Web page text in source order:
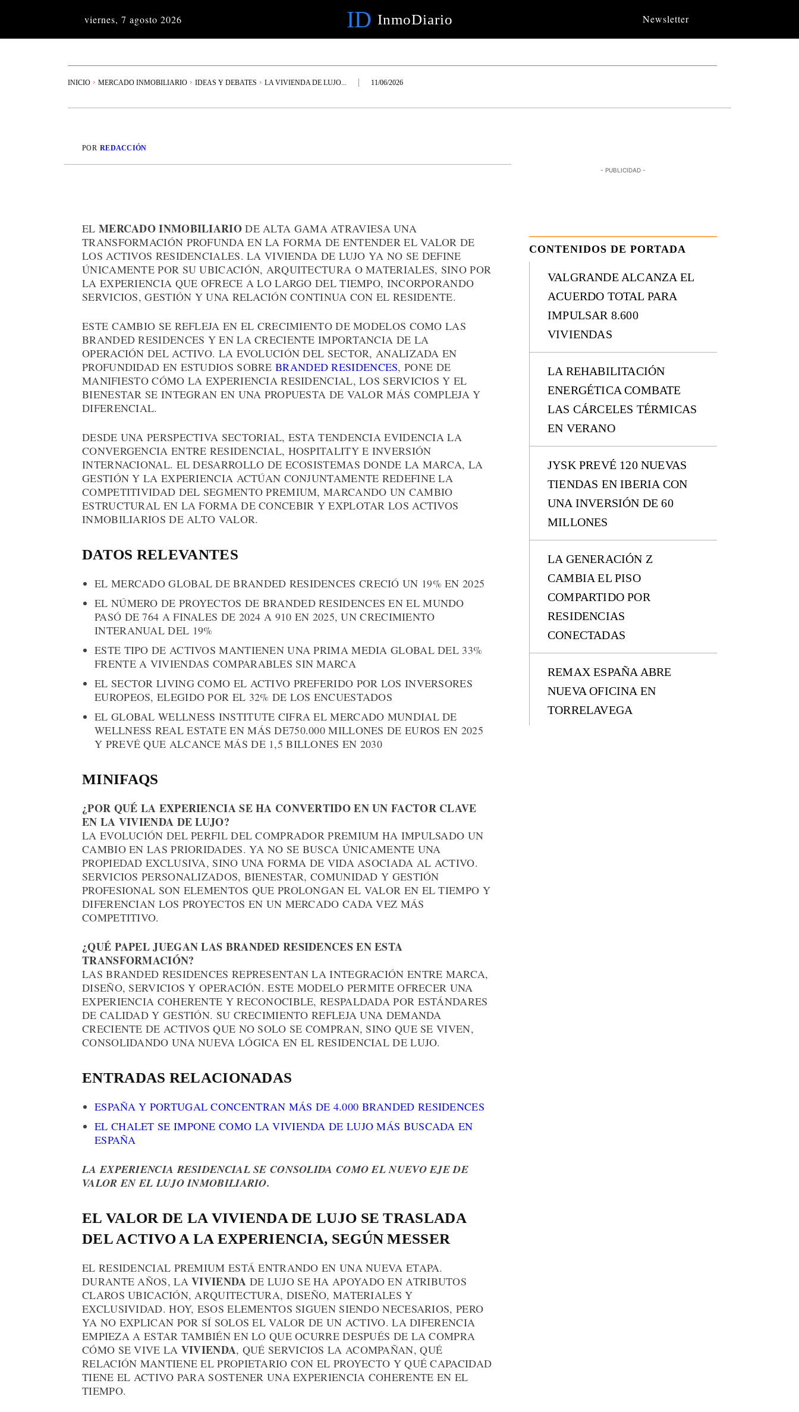
viernes, 7 agosto 2026 ID InmoDiario Newsletter
INICIO MERCADO INMOBILIARIO IDEAS Y DEBATES LA VIVIENDA DE LUJO... 11/06/2026
POR REDACCIÓN
EL MERCADO INMOBILIARIODE ALTA GAMA ATRAVIESA UNA
TRANSFORMACIÓN PROFUNDA EN LA FORMA DE ENTENDER EL VALOR DE
LOS ACTIVOS RESIDENCIALES. LA VIVIENDA DE LUJO YA NO SE DEFINE
ÚNICAMENTE POR SU UBICACIÓN, ARQUITECTURA O MATERIALES, SINO POR
LA EXPERIENCIA QUE OFRECE A LO LARGO DEL TIEMPO, INCORPORANDO
SERVICIOS, GESTIÓN Y UNA RELACIÓN CONTINUA CON EL RESIDENTE.
ESTE CAMBIO SE REFLEJA EN EL CRECIMIENTO DE MODELOS COMO LAS
BRANDED RESIDENCES Y EN LA CRECIENTE IMPORTANCIA DE LA
OPERACIÓN DEL ACTIVO. LA EVOLUCIÓN DEL SECTOR, ANALIZADA EN
PROFUNDIDAD EN ESTUDIOS SOBRE BRANDED RESIDENCES, PONE DE
MANIFIESTO CÓMO LA EXPERIENCIA RESIDENCIAL, LOS SERVICIOS Y EL
BIENESTAR SE INTEGRAN EN UNA PROPUESTA DE VALOR MÁS COMPLEJA Y
DIFERENCIAL.
DESDE UNA PERSPECTIVA SECTORIAL, ESTA TENDENCIA EVIDENCIA LA
CONVERGENCIA ENTRE RESIDENCIAL, HOSPITALITY E INVERSIÓN
INTERNACIONAL. EL DESARROLLO DE ECOSISTEMAS DONDE LA MARCA, LA
GESTIÓN Y LA EXPERIENCIA ACTÚAN CONJUNTAMENTE REDEFINE LA
COMPETITIVIDAD DEL SEGMENTO PREMIUM, MARCANDO UN CAMBIO
ESTRUCTURAL EN LA FORMA DE CONCEBIR Y EXPLOTAR LOS ACTIVOS
INMOBILIARIOS DE ALTO VALOR.
DATOS RELEVANTES
EL MERCADO GLOBAL DE BRANDED RESIDENCES CRECIÓ UN 19% EN 2025
EL NÚMERO DE PROYECTOS DE BRANDED RESIDENCES EN EL MUNDO
PASÓ DE 764 A FINALES DE 2024 A 910 EN 2025, UN CRECIMIENTO
INTERANUAL DEL 19%
ESTE TIPO DE ACTIVOS MANTIENEN UNA PRIMA MEDIA GLOBAL DEL 33%
FRENTE A VIVIENDAS COMPARABLES SIN MARCA
EL SECTOR LIVING COMO EL ACTIVO PREFERIDO POR LOS INVERSORES
EUROPEOS, ELEGIDO POR EL 32% DE LOS ENCUESTADOS
EL GLOBAL WELLNESS INSTITUTE CIFRA EL MERCADO MUNDIAL DE
WELLNESS REAL ESTATE EN MÁS DE750.000 MILLONES DE EUROS EN 2025
Y PREVÉ QUE ALCANCE MÁS DE 1,5 BILLONES EN 2030
MINIFAQS
¿POR QUÉ LA EXPERIENCIA SE HA CONVERTIDO EN UN FACTOR CLAVE
EN LA VIVIENDA DE LUJO?
LA EVOLUCIÓN DEL PERFIL DEL COMPRADOR PREMIUM HA IMPULSADO UN
CAMBIO EN LAS PRIORIDADES. YA NO SE BUSCA ÚNICAMENTE UNA
PROPIEDAD EXCLUSIVA, SINO UNA FORMA DE VIDA ASOCIADA AL ACTIVO.
SERVICIOS PERSONALIZADOS, BIENESTAR, COMUNIDAD Y GESTIÓN
PROFESIONAL SON ELEMENTOS QUE PROLONGAN EL VALOR EN EL TIEMPO Y
DIFERENCIAN LOS PROYECTOS EN UN MERCADO CADA VEZ MÁS
COMPETITIVO.
¿QUÉ PAPEL JUEGAN LAS BRANDED RESIDENCES EN ESTA
TRANSFORMACIÓN?
LAS BRANDED RESIDENCES REPRESENTAN LA INTEGRACIÓN ENTRE MARCA,
DISEÑO, SERVICIOS Y OPERACIÓN. ESTE MODELO PERMITE OFRECER UNA
EXPERIENCIA COHERENTE Y RECONOCIBLE, RESPALDADA POR ESTÁNDARES
DE CALIDAD Y GESTIÓN. SU CRECIMIENTO REFLEJA UNA DEMANDA
CRECIENTE DE ACTIVOS QUE NO SOLO SE COMPRAN, SINO QUE SE VIVEN,
CONSOLIDANDO UNA NUEVA LÓGICA EN EL RESIDENCIAL DE LUJO.
ENTRADAS RELACIONADAS
ESPAÑA Y PORTUGAL CONCENTRAN MÁS DE 4.000 BRANDED RESIDENCES
EL CHALET SE IMPONE COMO LA VIVIENDA DE LUJO MÁS BUSCADA EN
ESPAÑA
LA EXPERIENCIA RESIDENCIAL SE CONSOLIDA COMO EL NUEVO EJE DE
VALOR EN EL LUJO INMOBILIARIO.
EL VALOR DE LA VIVIENDA DE LUJO SE TRASLADA
DEL ACTIVO A LA EXPERIENCIA, SEGÚN MESSER
EL RESIDENCIAL PREMIUM ESTÁ ENTRANDO EN UNA NUEVA ETAPA.
DURANTE AÑOS, LAVIVIENDA DE LUJO SE HA APOYADO EN ATRIBUTOS
CLAROS UBICACIÓN, ARQUITECTURA, DISEÑO, MATERIALES Y
EXCLUSIVIDAD. HOY, ESOS ELEMENTOS SIGUEN SIENDO NECESARIOS, PERO
YA NO EXPLICAN POR SÍ SOLOS EL VALOR DE UN ACTIVO. LA DIFERENCIA
EMPIEZA A ESTAR TAMBIÉN EN LO QUE OCURRE DESPUÉS DE LA COMPRA
CÓMO SE VIVE LA VIVIENDA, QUÉ SERVICIOS LA ACOMPAÑAN, QUÉ
RELACIÓN MANTIENE EL PROPIETARIO CON EL PROYECTO Y QUÉ CAPACIDAD
TIENE EL ACTIVO PARA SOSTENER UNA EXPERIENCIA COHERENTE EN EL
TIEMPO.
- PUBLICIDAD -
CONTENIDOS DE PORTADA
VALGRANDE ALCANZA EL
ACUERDO TOTAL PARA
IMPULSAR 8.600
VIVIENDAS
LA REHABILITACIÓN
ENERGÉTICA COMBATE
LAS CÁRCELES TÉRMICAS
EN VERANO
JYSK PREVÉ 120 NUEVAS
TIENDAS EN IBERIA CON
UNA INVERSIÓN DE 60
MILLONES
LA GENERACIÓN Z
CAMBIA EL PISO
COMPARTIDO POR
RESIDENCIAS
CONECTADAS
REMAX ESPAÑA ABRE
NUEVA OFICINA EN
TORRELAVEGA